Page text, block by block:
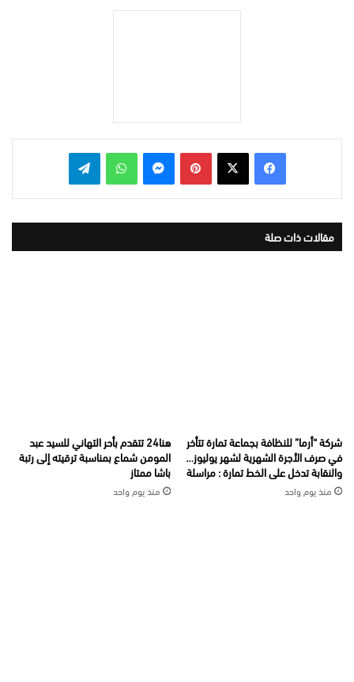
بينتيريست واتساب
مقالات ذات صلة
شركة “أرما” للنظافة بجماعة تمارة تتأخر
في صرف الأجرة الشهرية لشهر يوليوز…
والنقابة تدخل على الخط تمارة : مراسلة
منذ يوم واحد
هنا24 تتقدم بأحر التهاني للسيد عبد
المومن شماع بمناسبة ترقيته إلى رتبة
باشا ممتاز
منذ يوم واحد